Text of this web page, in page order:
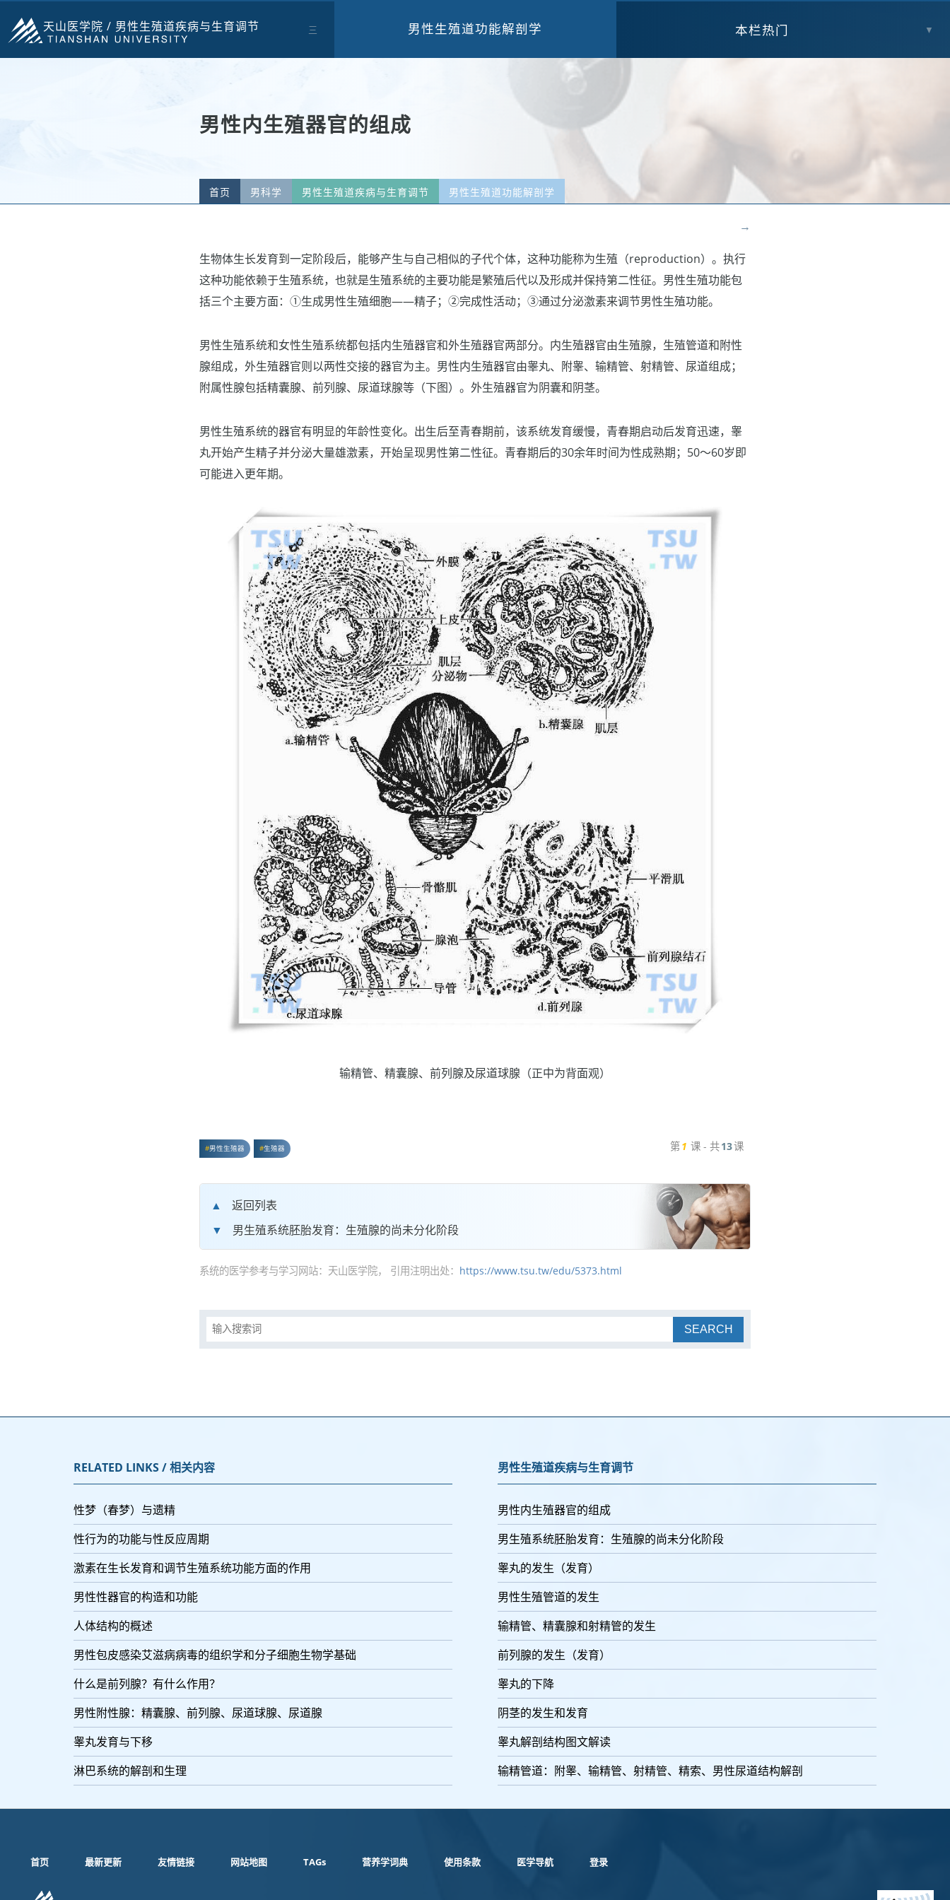
天山医学院 / 男性生殖道疾病与生育调节 三 男性生殖道功能解剖学 本栏热门 ▼
男性内生殖器官的组成
首页 男科学 男性生殖道疾病与生育调节 男性生殖道功能解剖学
→
生物体生长发育到一定阶段后，能够产生与自己相似的子代个体，这种功能称为生殖（reproduction）。执行
这种功能依赖于生殖系统，也就是生殖系统的主要功能是繁殖后代以及形成并保持第二性征。男性生殖功能包
括三个主要方面：①生成男性生殖细胞——精子；②完成性活动；③通过分泌激素来调节男性生殖功能。
男性生殖系统和女性生殖系统都包括内生殖器官和外生殖器官两部分。内生殖器官由生殖腺，生殖管道和附性
腺组成，外生殖器官则以两性交接的器官为主。男性内生殖器官由睾丸、附睾、输精管、射精管、尿道组成；
附属性腺包括精囊腺、前列腺、尿道球腺等（下图）。外生殖器官为阴囊和阴茎。
男性生殖系统的器官有明显的年龄性变化。出生后至青春期前，该系统发育缓慢，青春期启动后发育迅速，睾
丸开始产生精子并分泌大量雄激素，开始呈现男性第二性征。青春期后的30余年时间为性成熟期；50～60岁即
可能进入更年期。
输精管、精囊腺、前列腺及尿道球腺（正中为背面观）
男性生殖器 生殖器 第1 课 - 共13课
返回列表
男生殖系统胚胎发育：生殖腺的尚未分化阶段
系统的医学参考与学习网站：天山医学院， 引用注明出处： https://www.tsu.tw/edu/5373.html
SEARCH
RELATED LINKS / 相关内容
性梦（春梦）与遗精
性行为的功能与性反应周期
激素在生长发育和调节生殖系统功能方面的作用
男性性器官的构造和功能
人体结构的概述
男性包皮感染艾滋病病毒的组织学和分子细胞生物学基础
什么是前列腺？有什么作用？
男性附性腺：精囊腺、前列腺、尿道球腺、尿道腺
睾丸发育与下移
淋巴系统的解剖和生理
男性生殖道疾病与生育调节
男性内生殖器官的组成
男生殖系统胚胎发育：生殖腺的尚未分化阶段
睾丸的发生（发育）
男性生殖管道的发生
输精管、精囊腺和射精管的发生
前列腺的发生（发育）
睾丸的下降
阴茎的发生和发育
睾丸解剖结构图文解读
输精管道：附睾、输精管、射精管、精索、男性尿道结构解剖
首页 最新更新 友情链接 网站地图 TAGs 营养学词典 使用条款 医学导航 登录